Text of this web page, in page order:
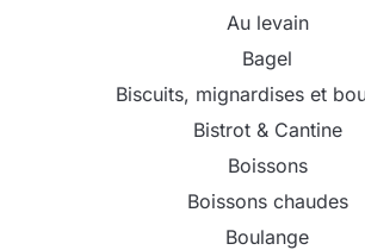
Au levain
Bagel
Biscuits, mignardises et
Bistrot & Cantine
Boissons
Boissons chaudes
Boulange